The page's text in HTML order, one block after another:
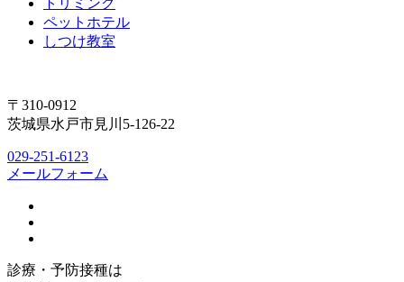
トリミング
ペットホテル
しつけ教室
〒310-0912
茨城県水戸市見川5-126-22
029-251-6123
メールフォーム
診療・予防接種は